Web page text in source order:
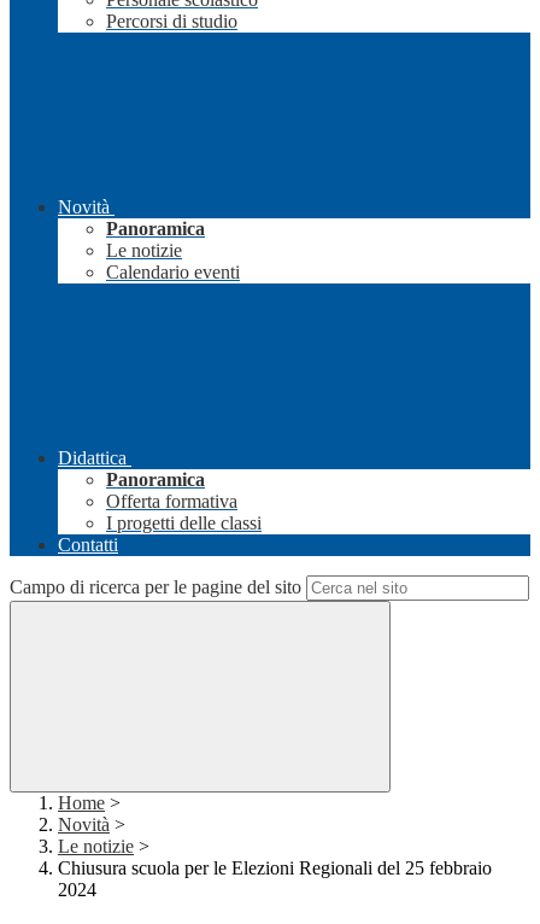
Percorsi di studio
Novità
Panoramica
Le notizie
Calendario eventi
Didattica
Panoramica
Offerta formativa
I progetti delle classi
Contatti
Campo di ricerca per le pagine del sito
Home >
Novità >
Le notizie >
Chiusura scuola per le Elezioni Regionali del 25 febbraio
2024